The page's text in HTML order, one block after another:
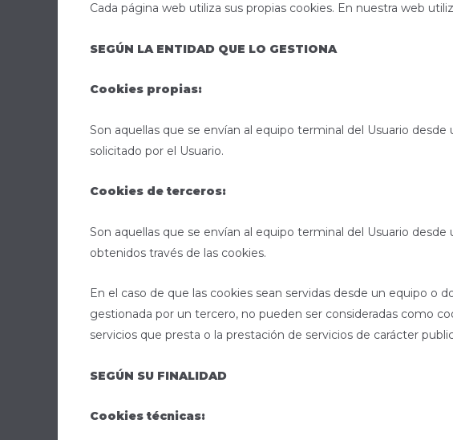
Cada página web utiliza sus propias cookies. En nuestra web
SEGÚN LA ENTIDAD QUE LO GESTIONA
Cookies propias:
Son aquellas que se envían al equipo terminal del Usuario
solicitado por el Usuario.
Cookies de terceros:
Son aquellas que se envían al equipo terminal del Usuario
obtenidos través de las cookies.
En el caso de que las cookies sean servidas desde un equipo
gestionada por un tercero, no pueden ser consideradas como
servicios que presta o la prestación de servicios de carácter
SEGÚN SU FINALIDAD
Cookies técnicas: